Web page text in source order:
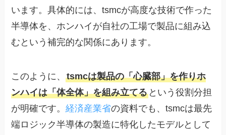
います。具体的には、tsmcが高度な技術で作った
半導体を、ホンハイが自社の工場で製品に組み込
むという補完的な関係にあります。
このように、tsmcは製品の「心臓部」を作りホ
ンハイは「体全体」を組み立てる という役割分担
が明確です。経済産業省の資料でも、tsmcは最先
端ロジック半導体の製造に特化したモデルとして